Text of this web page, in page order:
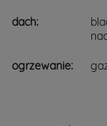
dach:
ogrzewanie: